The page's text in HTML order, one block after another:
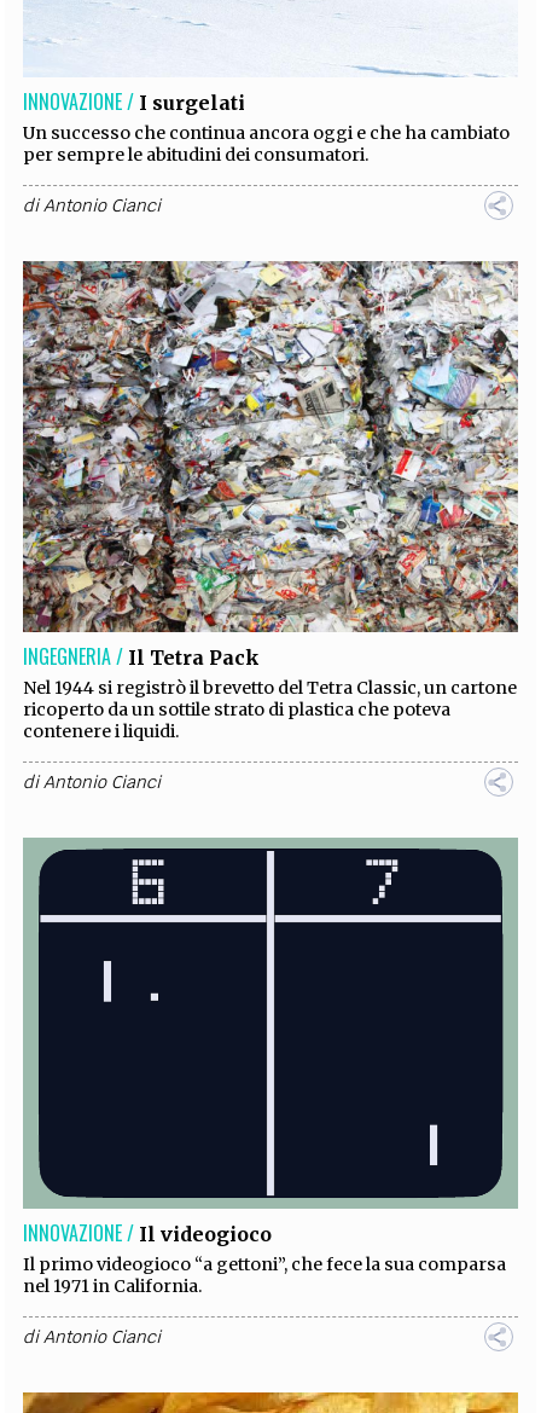
INNOVAZIONE / I surgelati
Un successo che continua ancora oggi e che ha cambiato
per sempre le abitudini dei consumatori.
diAntonio Cianci
INGEGNERIA / Il Tetra Pack
Nel 1944 si registrò il brevetto del Tetra Classic, un cartone
ricoperto da un sottile strato di plastica che poteva
contenere i liquidi.
diAntonio Cianci
INNOVAZIONE / Il videogioco
Il primo videogioco “a gettoni”, che fece la sua comparsa
nel 1971 in California.
diAntonio Cianci